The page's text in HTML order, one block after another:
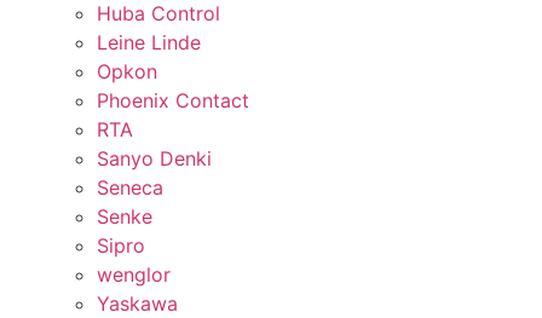
Huba Control
Leine Linde
Opkon
Phoenix Contact
RTA
Sanyo Denki
Seneca
Senke
Sipro
wenglor
Yaskawa